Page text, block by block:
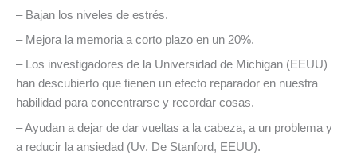
– Bajan los niveles de estrés.
– Mejora la memoria a corto plazo en un 20%.
– Los investigadores de la Universidad de Michigan (EEUU)
han descubierto que tienen un efecto reparador en nuestra
habilidad para concentrarse y recordar cosas.
– Ayudan a dejar de dar vueltas a la cabeza, a un problema y
a reducir la ansiedad (Uv. De Stanford, EEUU).